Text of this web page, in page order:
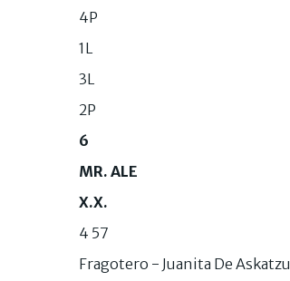
4P
1L
3L
2P
6
MR. ALE
X.X.
4 57
Fragotero - Juanita De Askatzu